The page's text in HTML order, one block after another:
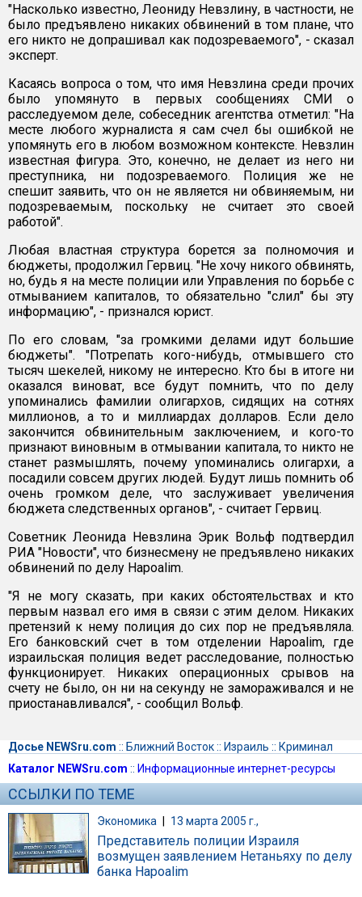
"Насколько известно, Леониду Невзлину, в частности, не
было предъявлено никаких обвинений в том плане, что
его никто не допрашивал как подозреваемого", - сказал
эксперт.
Касаясь вопроса о том, что имя Невзлина среди прочих
было упомянуто в первых сообщениях СМИ о
расследуемом деле, собеседник агентства отметил: "На
месте любого журналиста я сам счел бы ошибкой не
упомянуть его в любом возможном контексте. Невзлин
известная фигура. Это, конечно, не делает из него ни
преступника, ни подозреваемого. Полиция же не
спешит заявить, что он не является ни обвиняемым, ни
подозреваемым, поскольку не считает это своей
работой".
Любая властная структура борется за полномочия и
бюджеты, продолжил Гервиц. "Не хочу никого обвинять,
но, будь я на месте полиции или Управления по борьбе с
отмыванием капиталов, то обязательно "слил" бы эту
информацию", - признался юрист.
По его словам, "за громкими делами идут большие
бюджеты". "Потрепать кого-нибудь, отмывшего сто
тысяч шекелей, никому не интересно. Кто бы в итоге ни
оказался виноват, все будут помнить, что по делу
упоминались фамилии олигархов, сидящих на сотнях
миллионов, а то и миллиардах долларов. Если дело
закончится обвинительным заключением, и кого-то
признают виновным в отмывании капитала, то никто не
станет размышлять, почему упоминались олигархи, а
посадили совсем других людей. Будут лишь помнить об
очень громком деле, что заслуживает увеличения
бюджета следственных органов", - считает Гервиц.
Советник Леонида Невзлина Эрик Вольф подтвердил
РИА "Новости", что бизнесмену не предъявлено никаких
обвинений по делу Hapoalim.
"Я не могу сказать, при каких обстоятельствах и кто
первым назвал его имя в связи с этим делом. Никаких
претензий к нему полиция до сих пор не предъявляла.
Его банковский счет в том отделении Hapoalim, где
израильская полиция ведет расследование, полностью
функционирует. Никаких операционных срывов на
счету не было, он ни на секунду не замораживался и не
приостанавливался", - сообщил Вольф.
Досье NEWSru.com :: Ближний Восток:: Израиль :: Криминал
Каталог NEWSru.com :: Информационные интернет-ресурсы
ССЫЛКИ ПО ТЕМЕ
Экономика | 13 марта 2005 г.,
Представитель полиции Израиля
возмущен заявлением Нетаньяху по делу
банка Hapoalim